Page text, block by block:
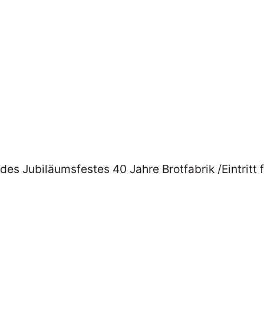
Jubiläumsfestes 40 Jahre Brotfabrik /Eintritt